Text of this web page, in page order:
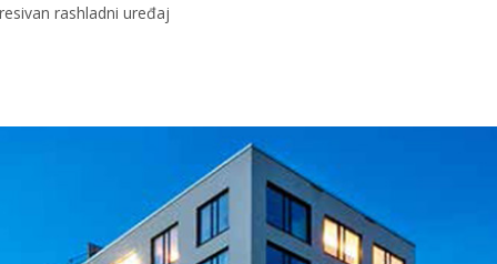
rashladni uređaj